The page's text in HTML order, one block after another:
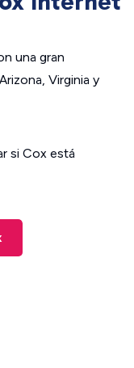
una gran
Virginia y
si Cox está